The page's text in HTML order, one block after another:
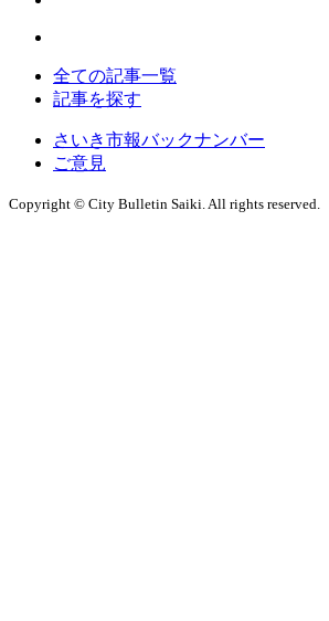
全ての記事一覧
記事を探す
さいき市報バックナンバー
ご意見
Copyright © City Bulletin Saiki. All rights reserved.